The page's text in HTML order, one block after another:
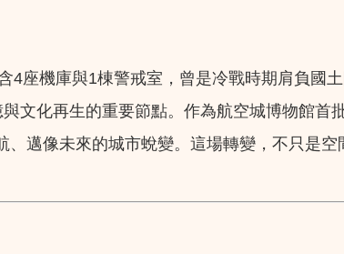
座機庫與1棟警戒室，曾是冷戰時期肩負國
文化再生的重要節點。作為航空城博物館首
邁像未來的城市蛻變。這場轉變，不只是